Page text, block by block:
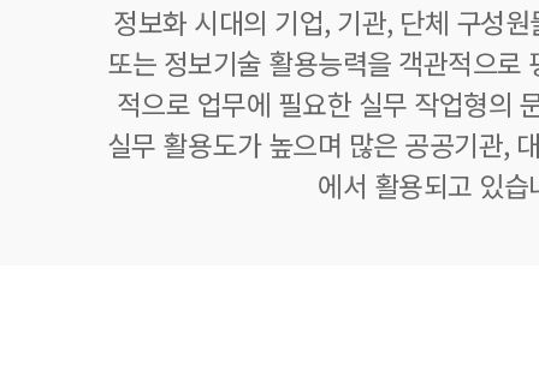
정보화 시대의 기업, 기관, 단체 구성
또는 정보기술 활용능력을 객관적으로
적으로 업무에 필요한 실무 작업형의
실무 활용도가 높으며 많은 공공기관,
에서 활용되고 있습